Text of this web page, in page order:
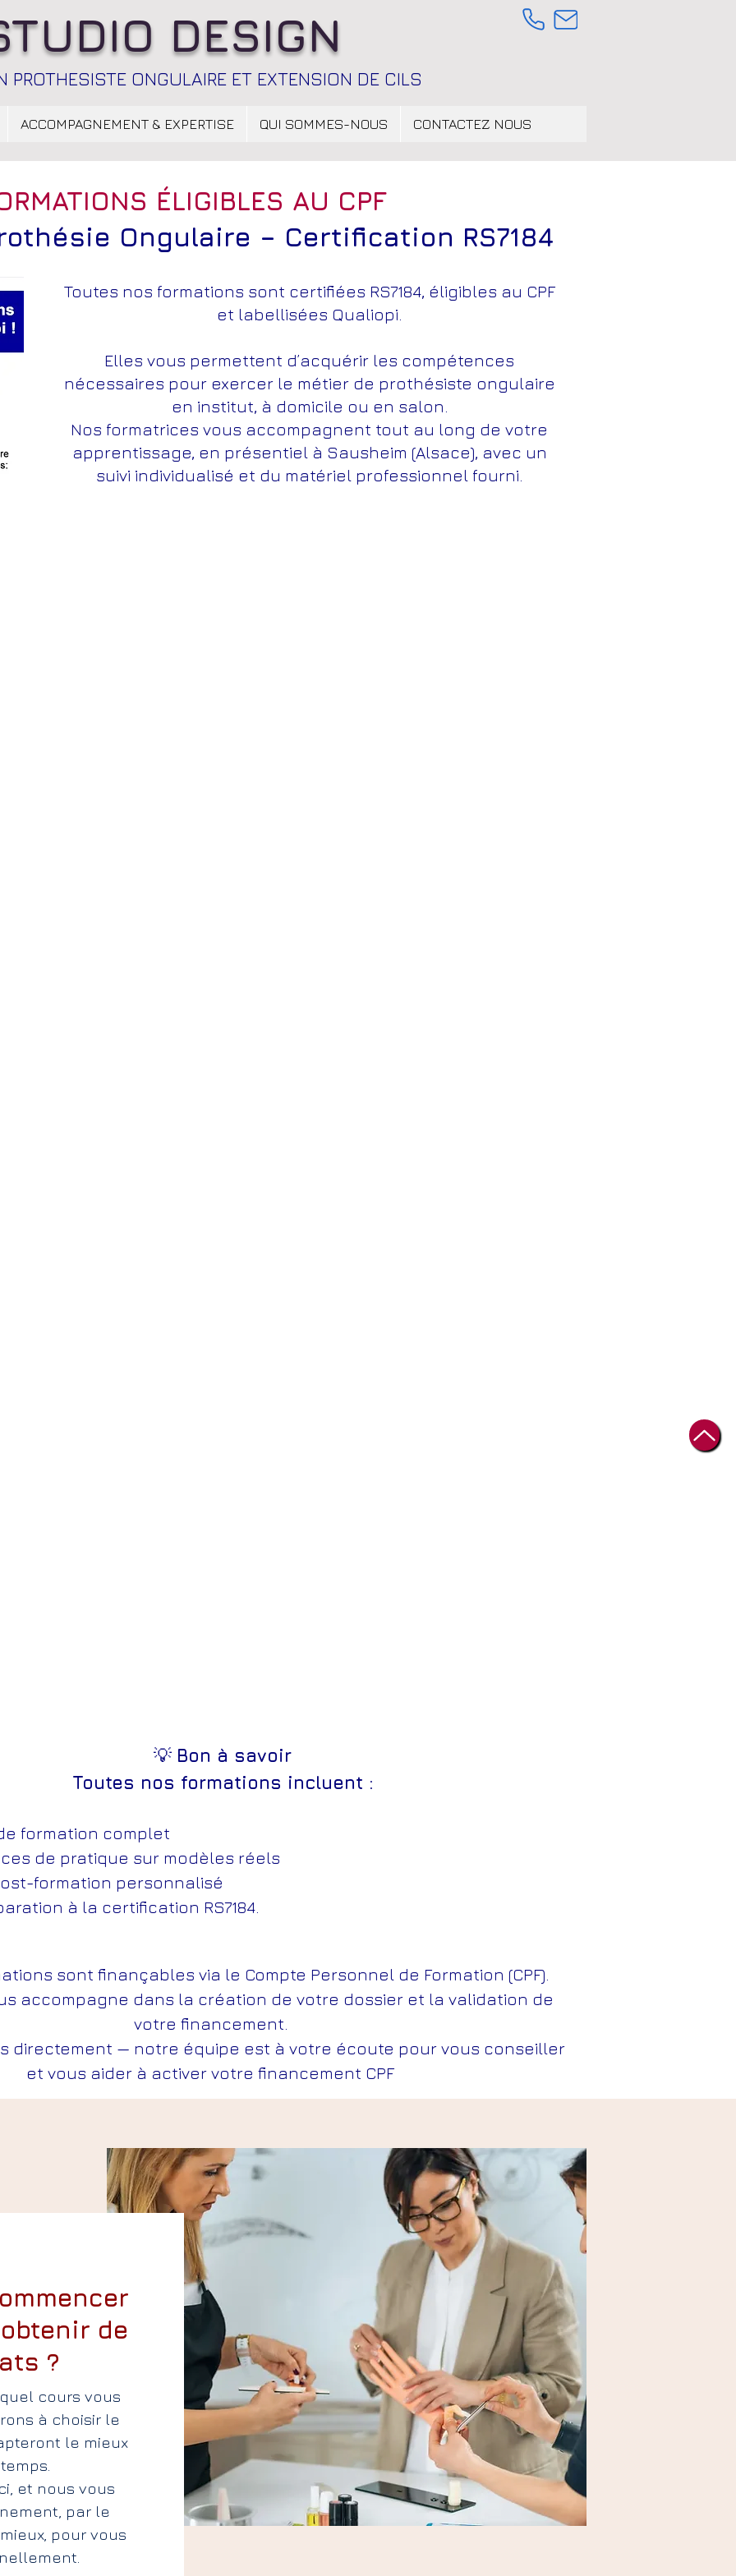
DESIGN
PROTHESISTE ONGULAIRE ET EXTENSION DE CILS
ACCOMPAGNEMENT & EXPERTISE QUI SOMMES-NOUS CONTACTEZ NOUS
ÉLIGIBLES AU CPF
Ongulaire – Certification RS7184
Toutes nos formations sont certifiées RS7184, éligibles au CPF
et labellisées Qualiopi.
Elles vous permettent d’acquérir les compétences
nécessaires pour exercer le métier de prothésiste ongulaire
en institut, à domicile ou en salon.
Nos formatrices vous accompagnent tout au long de votre
apprentissage, en présentiel à Sausheim (Alsace), avec un
suivi individualisé et du matériel professionnel fourni.
💡 Bon à savoir
Toutes nos formations incluent :
formation complet
de pratique sur modèles réels
formation personnalisé
à la certification RS7184.
sont finançables via le Compte Personnel de Formation (CPF).
accompagne dans la création de votre dossier et la validation de
votre financement.
directement — notre équipe est à votre écoute pour vous conseiller
et vous aider à activer votre financement CPF
de
?
cours vous
à choisir le
le mieux
et nous vous
par le
pour vous